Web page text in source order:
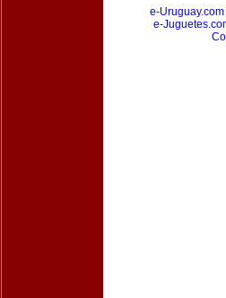
e-Uruguay.com
e-